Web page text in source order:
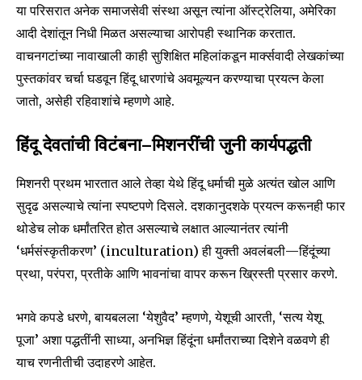
SUBSCRIBERS and be part of the
To subscribe, simply enter your email address on our website
or click the subscribe button below. Don't worry, we respect
your privacy and won't spam your inbox. Your information is
safe with us.
या परिसरात अनेक समाजसेवी संस्था असून त्यांना ऑस्ट्रेलिया, अमेरिका
आदी देशांतून निधी मिळत असल्याचा आरोपही स्थानिक करतात.
वाचनगटांच्या नावाखाली काही सुशिक्षित महिलांकडून मार्क्सवादी लेखकांच्या
पुस्तकांवर चर्चा घडवून हिंदू धारणांचे अवमूल्यन करण्याचा प्रयत्न केला
जातो, असेही रहिवाशांचे म्हणणे आहे.
हिंदू देवतांची विटंबना—मिशनरींची जुनी कार्यपद्धती
मिशनरी प्रथम भारतात आले तेव्हा येथे हिंदू धर्माची मुळे अत्यंत खोल आणि
सुदृढ असल्याचे त्यांना स्पष्टपणे दिसले. दशकानुदशके प्रयत्न करूनही फार
थोडेच लोक धर्मांतरित होत असल्याचे लक्षात आल्यानंतर त्यांनी
‘धर्मसंस्कृतीकरण’ (inculturation) ही युक्ती अवलंबली—हिंदूंच्या
प्रथा, परंपरा, प्रतीके आणि भावनांचा वापर करून ख्रिस्ती प्रसार करणे.
भगवे कपडे धरणे, बायबलला ‘येशुवैद’ म्हणणे, येशूची आरती, ‘सत्य येशू
पूजा’ अशा पद्धतींनी साध्या, अनभिज्ञ हिंदूंना धर्मांतराच्या दिशेने वळवणे ही
याच रणनीतीची उदाहरणे आहेत.